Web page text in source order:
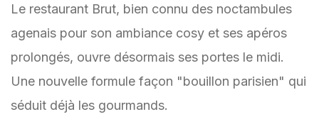
Le restaurant Brut, bien connu des noctambules
agenais pour son ambiance cosy et ses apéros
prolongés, ouvre désormais ses portes le midi.
Une nouvelle formule façon "bouillon parisien" qui
séduit déjà les gourmands.